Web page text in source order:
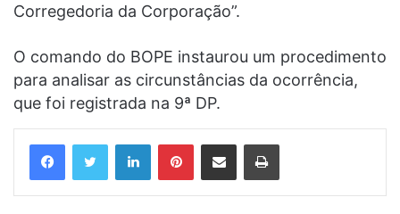
Corregedoria da Corporação”.
O comando do BOPE instaurou um procedimento
para analisar as circunstâncias da ocorrência,
que foi registrada na 9ª DP.
LinkedinPinterestCompartilhar via e-mail Imprimir